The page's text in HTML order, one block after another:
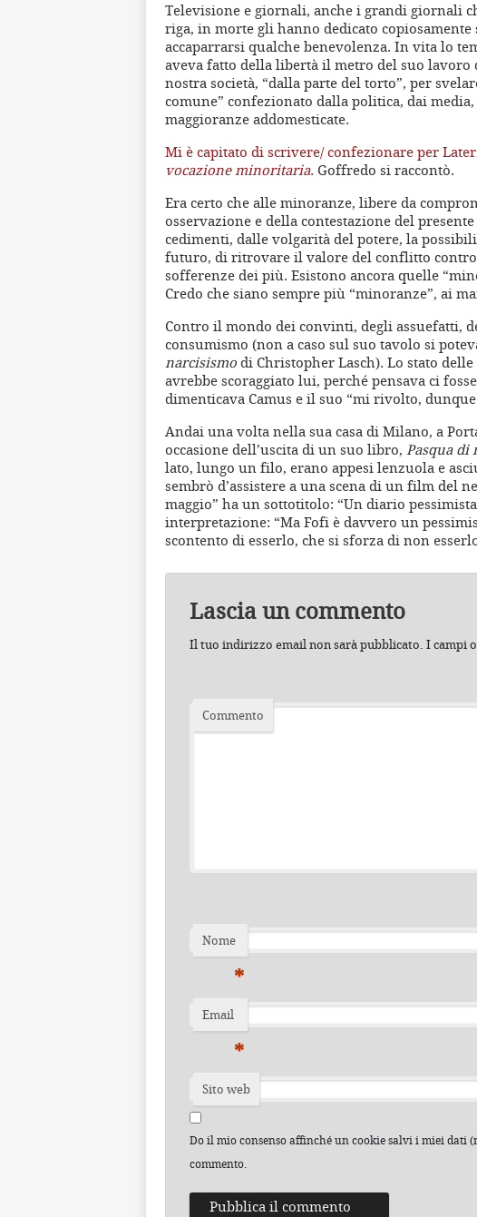
Televisione e giornali, anche i grandi giornali
riga, in morte gli hanno dedicato
accaparrarsi qualche benevolenza. In vita lo
aveva fatto della libertà il metro del suo
nostra società, “dalla parte del torto”, per
comune” confezionato dalla politica, dai
maggioranze addomesticate.
Mi è capitato di scrivere/ confezionare per
vocazione minoritaria. Goffredo si raccontò.
Era certo che alle minoranze, libere da
osservazione e della contestazione del
cedimenti, dalle volgarità del potere, la
futuro, di ritrovare il valore del conflitto
sofferenze dei più. Esistono ancora quelle
Credo che siano sempre più “minoranze”, ai
Contro il mondo dei convinti, degli
consumismo (non a caso sul suo tavolo si
narcisismo di Christopher Lasch). Lo stato
avrebbe scoraggiato lui, perché pensava ci
dimenticava Camus e il suo “mi rivolto, dunque
Andai una volta nella sua casa di Milano, a
occasione dell’uscita di un suo libro, Pasqua di
lato, lungo un filo, erano appesi lenzuola e
sembrò d’assistere a una scena di un film del
maggio” ha un sottotitolo: “Un diario
interpretazione: “Ma Fofi è davvero un
scontento di esserlo, che si sforza di non
Lascia un commento
Il tuo indirizzo email non sarà pubblicato. I campi
Commento
Nome
*
Email
*
Sito web
Do il mio consenso affinché un cookie salvi i miei dati
commento.